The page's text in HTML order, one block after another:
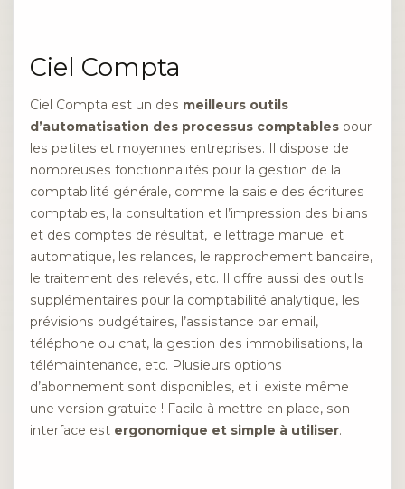
Ciel Compta
Ciel Compta est un des meilleurs outils
d’automatisation des processus comptables pour
les petites et moyennes entreprises. Il dispose de
nombreuses fonctionnalités pour la gestion de la
comptabilité générale, comme la saisie des écritures
comptables, la consultation et l’impression des bilans
et des comptes de résultat, le lettrage manuel et
automatique, les relances, le rapprochement bancaire,
le traitement des relevés, etc. Il offre aussi des outils
supplémentaires pour la comptabilité analytique, les
prévisions budgétaires, l’assistance par email,
téléphone ou chat, la gestion des immobilisations, la
télémaintenance, etc. Plusieurs options
d’abonnement sont disponibles, et il existe même
une version gratuite ! Facile à mettre en place, son
interface est ergonomique et simple à utiliser.